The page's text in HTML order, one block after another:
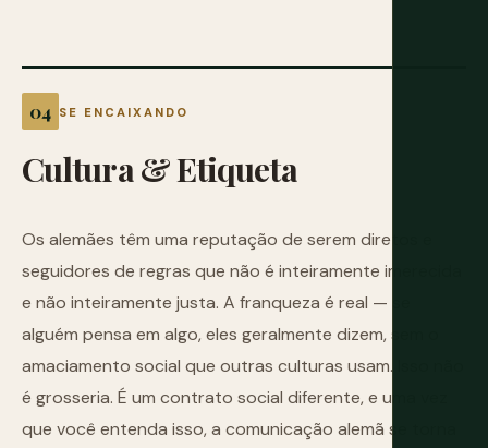
SE ENCAIXANDO
Cultura&Etiqueta
Os alemães têm uma reputação de serem diretos e
seguidores de regras que não é inteiramente imerecida
e não inteiramente justa. A franqueza é real — se
alguém pensa em algo, eles geralmente dizem, sem o
amaciamento social que outras culturas usam. Isso não
é grosseria. É um contrato social diferente, e uma vez
que você entenda isso, a comunicação alemã se torna